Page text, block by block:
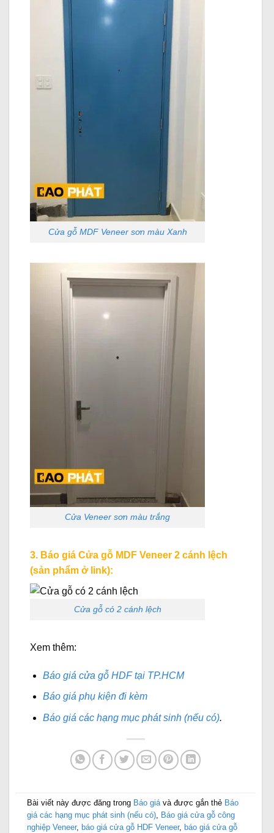
Cửa gỗ MDF Veneer sơn màu Xanh
Cửa Veneer sơn màu trắng
3. Báo giá Cửa gỗ MDF Veneer 2 cánh lệch
(sản phẩm ở link):
Cửa gỗ có 2 cánh lệch
Xem thêm:
Báo giá cửa gỗ HDF tại TP.HCM
Báo giá phụ kiện đi kèm
Báo giá các hạng mục phát sinh (nếu có).
Bài viết này được đăng trong Báo giávà được gắn thẻ Báo
giá các hạng mục phát sinh (nếu có), Báo giá cửa gỗ công
nghiệp Veneer, báo giá cửa gỗ HDF Veneer, báo giá cửa gỗ